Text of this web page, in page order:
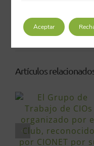
extendidas entre
Artículos
Aceptar